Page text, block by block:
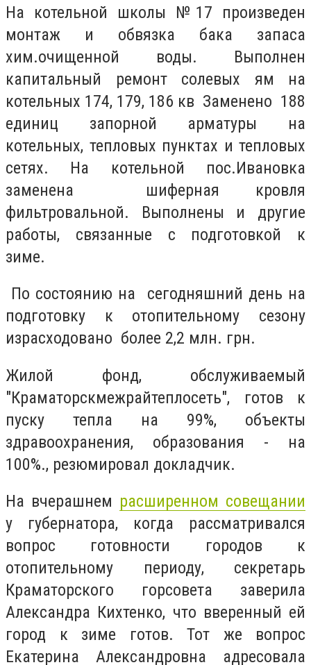
На котельной школы №17 произведен
монтаж и обвязка бака запаса
хим.очищенной воды. Выполнен
капитальный ремонт солевых ям на
котельных 174, 179, 186 кв Заменено 188
единиц запорной арматуры на
котельных, тепловых пунктах и тепловых
сетях. На котельной пос.Ивановка
заменена шиферная кровля
фильтровальной. Выполнены и другие
работы, связанные с подготовкой к
зиме.
По состоянию на сегодняшний день на
подготовку к отопительному сезону
израсходовано более 2,2 млн. грн.
Жилой фонд, обслуживаемый
"Краматорскмежрайтеплосеть", готов к
пуску тепла на 99%, объекты
здравоохранения, образования - на
100%., резюмировал докладчик.
На вчерашнем расширенном совещании
у губернатора, когда рассматривался
вопрос готовности городов к
отопительному периоду, секретарь
Краматорского горсовета заверила
Александра Кихтенко, что вверенный ей
город к зиме готов. Тот же вопрос
Екатерина Александровна адресовала